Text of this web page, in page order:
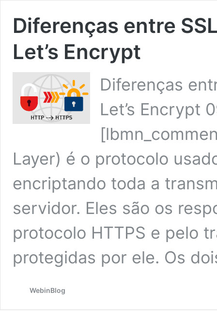
Diferenças entre
Let’s Encrypt
Diferenças
Let’s Encrypt
Layer) é o protocolo
encriptando toda a
servidor. Eles são os
protocolo HTTPS e pelo
protegidas por ele. Os
WebinBlog